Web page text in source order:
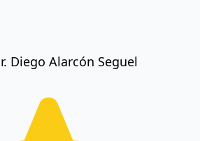
Diego Alarcón Seguel